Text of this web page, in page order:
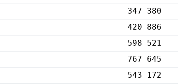
347 380
420 886
598 521
767 645
543 172